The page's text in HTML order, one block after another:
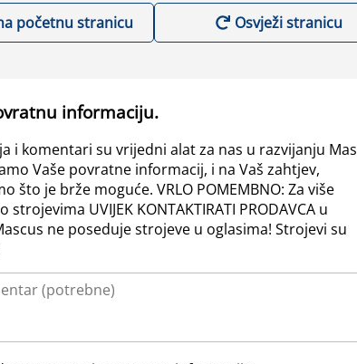
početnu stranicu Osvježi stranicu
informaciju.
i komentari su vrijedni alat za nas u razvijanju
Vaše povratne informacij, i na Vaš zahtjev,
što je brže moguće. VRLO POMEMBNO: Za više
strojevima UVIJEK KONTAKTIRATI PRODAVCA u
ne poseduje strojeve u oglasima! Strojevi su